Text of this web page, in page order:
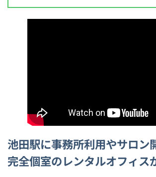
池田駅に事務所利用やサロン
完全個室のレンタルオフィス